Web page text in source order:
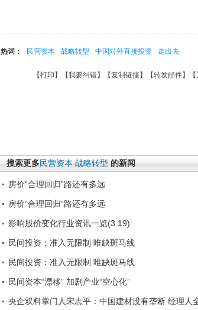
热词： 民营资本 战略转型 中国对外直接投资 走出去
【打印 】【我要纠错】【复制链接】【转发邮件】【
搜索更多民营资本 战略转型 的新闻
房价“合理回归”路还有多远
房价“合理回归“路还有多远
影响股价变化行业资讯一览(3.19)
民间投资：准入无限制 唯缺斑马线
民间投资：准入无限制 唯缺斑马线
民间资本“漂移” 加剧产业“空心化”
央企双料掌门人宋志平：中国建材没有垄断 经理人